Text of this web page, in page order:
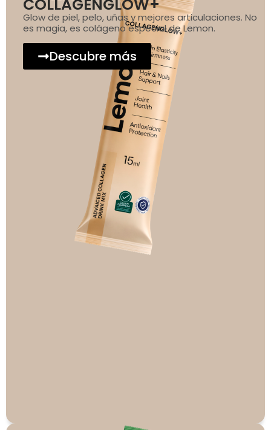
COLLAGENGLOW+
Glow de piel, pelo, uñas y mejores articulaciones. No
es magia, es colágeno especial de Lemon.
Descubre más